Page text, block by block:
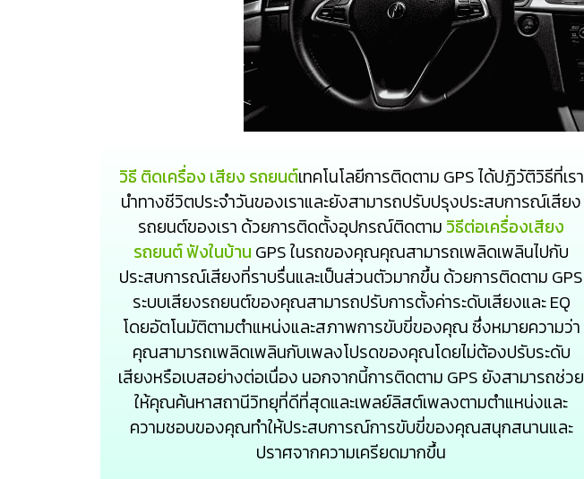
วิธี ติดเครื่อง เสียง รถยนต์เทคโนโลยีการติดตาม GPS ได้ปฏิวัติวิธีที่เรา
นำทางชีวิตประจำวันของเราและยังสามารถปรับปรุงประสบการณ์เสียง
รถยนต์ของเรา ด้วยการติดตั้งอุปกรณ์ติดตาม วิธีต่อเครื่องเสียง
รถยนต์ ฟังในบ้าน GPS ในรถของคุณคุณสามารถเพลิดเพลินไปกับ
ประสบการณ์เสียงที่ราบรื่นและเป็นส่วนตัวมากขึ้น ด้วยการติดตาม GPS
ระบบเสียงรถยนต์ของคุณสามารถปรับการตั้งค่าระดับเสียงและ EQ
โดยอัตโนมัติตามตำแหน่งและสภาพการขับขี่ของคุณ ซึ่งหมายความว่า
คุณสามารถเพลิดเพลินกับเพลงโปรดของคุณโดยไม่ต้องปรับระดับ
เสียงหรือเบสอย่างต่อเนื่อง นอกจากนี้การติดตาม GPS ยังสามารถช่วย
ให้คุณค้นหาสถานีวิทยุที่ดีที่สุดและเพลย์ลิสต์เพลงตามตำแหน่งและ
ความชอบของคุณทำให้ประสบการณ์การขับขี่ของคุณสนุกสนานและ
ปราศจากความเครียดมากขึ้น